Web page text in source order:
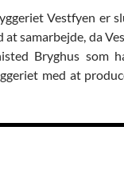
Vestfyen er
samarbejde, da
Bryghus som
med at